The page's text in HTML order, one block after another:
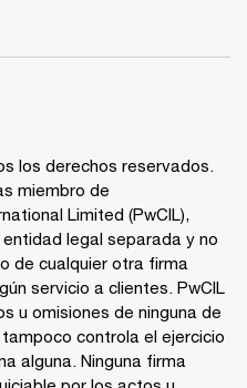
los derechos reservados.
miembro de
Limited (PwCIL),
legal separada y no
de cualquier otra firma
servicio a clientes. PwCIL
u omisiones de ninguna de
controla el ejercicio
alguna. Ninguna firma